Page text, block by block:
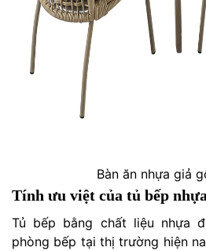
Bàn ăn nhựa giả
Tính ưu việt của tủ bếp
Tủ bếp bằng chất liệu nhựa
phòng bếp tại thị trường hiện